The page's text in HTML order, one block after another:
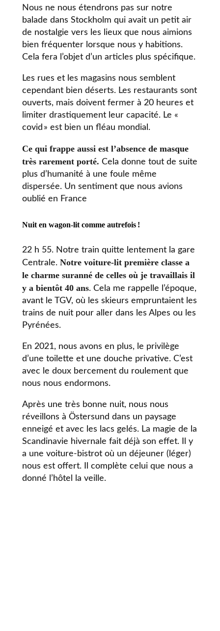
Nous ne nous étendrons pas sur notre
balade dans Stockholm qui avait un petit air
de nostalgie vers les lieux que nous aimions
bien fréquenter lorsque nous y habitions.
Cela fera l’objet d’un articles plus spécifique.
Les rues et les magasins nous semblent
cependant bien déserts. Les restaurants sont
ouverts, mais doivent fermer à 20 heures et
limiter drastiquement leur capacité. Le «
covid » est bien un fléau mondial.
Ce qui frappe aussi est l’absence de masque
très rarement porté. Cela donne tout de suite
plus d’humanité à une foule même
dispersée. Un sentiment que nous avions
oublié en France
Nuit en wagon-lit comme autrefois !
22 h 55. Notre train quitte lentement la gare
Centrale. Notre voiture-lit première classe a
le charme suranné de celles où je travaillais il
y a bientôt 40 ans. Cela me rappelle l’époque,
avant le TGV, où les skieurs empruntaient les
trains de nuit pour aller dans les Alpes ou les
Pyrénées.
En 2021, nous avons en plus, le privilège
d’une toilette et une douche privative. C’est
avec le doux bercement du roulement que
nous nous endormons.
Après une très bonne nuit, nous nous
réveillons à Östersund dans un paysage
enneigé et avec les lacs gelés. La magie de la
Scandinavie hivernale fait déjà son effet. Il y
a une voiture-bistrot où un déjeuner (léger)
nous est offert. Il complète celui que nous a
donné l’hôtel la veille.